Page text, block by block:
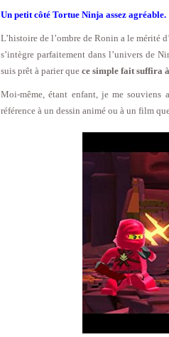
Un petit côté Tortue Ninja assez agréable.
L’histoire de l’ombre de Ronin a le mérité
s’intègre parfaitement dans l’univers de
suis prêt à parier que ce simple fait suffira
Moi-même, étant enfant, je me souviens
référence à un dessin animé ou à un film